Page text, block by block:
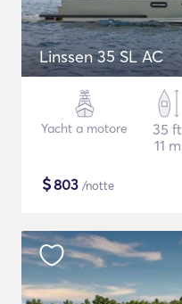
Linssen 35 SL AC
Yacht a motore
35 ft
11 m
$803 /notte